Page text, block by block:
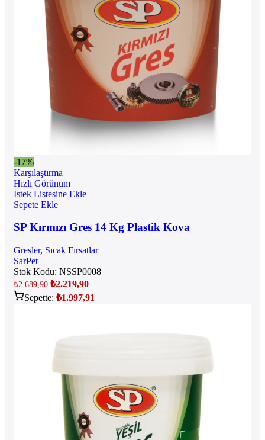
-17%
Karşılaştırma
Hızlı Görünüm
İstek Listesine Ekle
Sepete Ekle
SP Kırmızı Gres 14 Kg Plastik Kova
Gresler, Sıcak Fırsatlar
SarPet
Stok Kodu: NSSP0008
₺2.689,90 ₺2.219,90
Sepette: ₺1.997,91